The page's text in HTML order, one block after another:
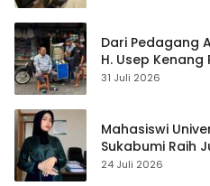
Dari Pedagang
H. Usep
Cisaat
31 Juli 2026
Mahasiswi
Sukabumi Raih
Pembelajaran
24 Juli 2026